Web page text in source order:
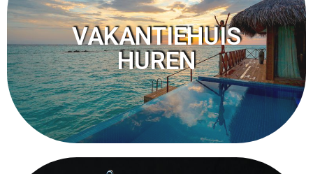
VAKANTIEHUIS
HUREN